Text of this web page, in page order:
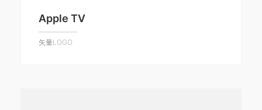
Apple TV
矢量LOGO